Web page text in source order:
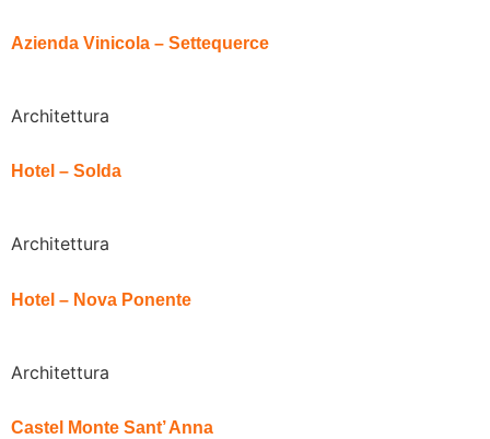
Azienda Vinicola – Settequerce
Architettura
Hotel – Solda
Architettura
Hotel – Nova Ponente
Architettura
Castel Monte Sant’ Anna